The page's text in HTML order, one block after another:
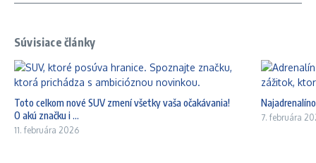
Súvisiace články
Toto celkom nové SUV zmení všetky vaša očakávania!
O akú značku i ...
11. februára 2026
7. februára